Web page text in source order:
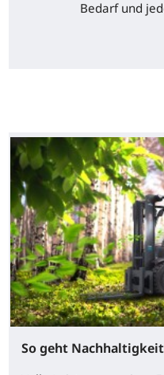
Bedarf und
So geht Nachhaltigkeit